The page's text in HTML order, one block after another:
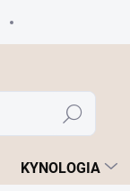
Hľadať
KYNOLOGIA